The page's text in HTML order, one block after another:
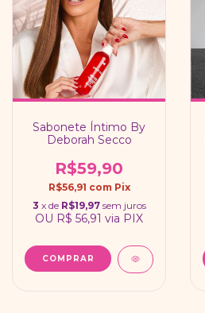
Sabonete Íntimo By
Deborah Secco
R$59,90
R$56,91 com Pix
3 x de R$19,97 sem juros
OU R$ 56,91 via PIX